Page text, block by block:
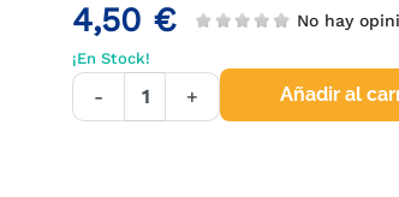
4,50 € No hay
¡En Stock!
- + Añadir al